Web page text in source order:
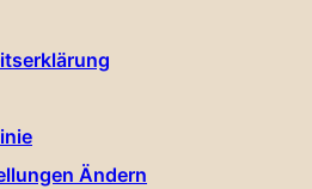
Ändern